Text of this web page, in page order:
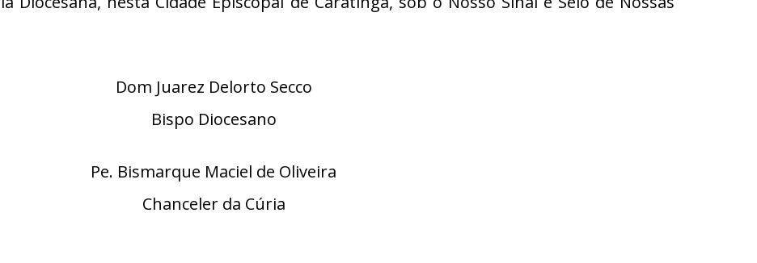
Dom Juarez Delorto Secco
Bispo Diocesano
Pe. Bismarque Maciel de Oliveira
Chanceler da Cúria